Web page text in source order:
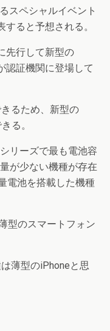
スペシャルイベント
ると予想される。
先行して新型の
認証機関に登場して
るため、新型の
る。
リーズで最も電池容
が少ない機種が存在
電池を搭載した機種
型のスマートフォン
薄型のiPhoneと思